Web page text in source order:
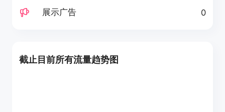
展示广告 0
截止目前所有流量趋势图